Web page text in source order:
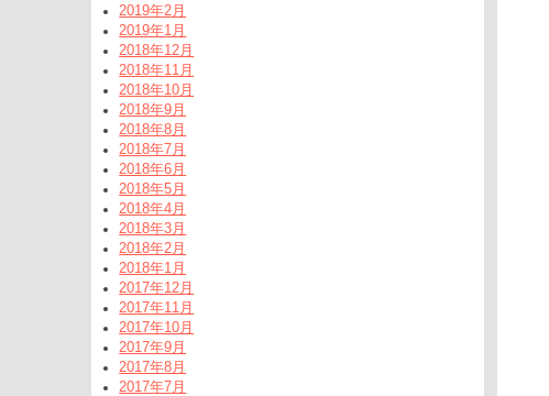
2019年2月
2019年1月
2018年12月
2018年11月
2018年10月
2018年9月
2018年8月
2018年7月
2018年6月
2018年5月
2018年4月
2018年3月
2018年2月
2018年1月
2017年12月
2017年11月
2017年10月
2017年9月
2017年8月
2017年7月